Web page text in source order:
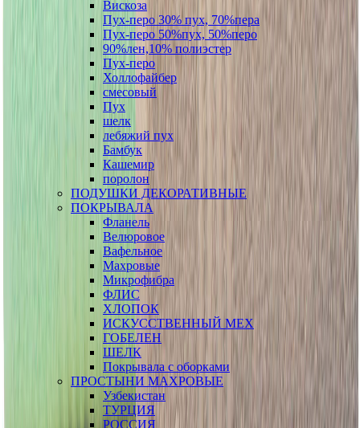
Вискоза
Пух-перо 30% пух, 70%пера
Пух-перо 50%пух, 50%перо
90%лен,10% полиэстер
Пух-перо
Холлофайбер
смесовый
Пух
шелк
лебяжий пух
Бамбук
Кашемир
поролон
ПОДУШКИ ДЕКОРАТИВНЫЕ
ПОКРЫВАЛА
Фланель
Велюровое
Вафельное
Махровые
Микрофибра
ФЛИС
ХЛОПОК
ИСКУССТВЕННЫЙ МЕХ
ГОБЕЛЕН
ШЕЛК
Покрывала с оборками
ПРОСТЫНИ МАХРОВЫЕ
Узбекистан
ТУРЦИЯ
РОССИЯ